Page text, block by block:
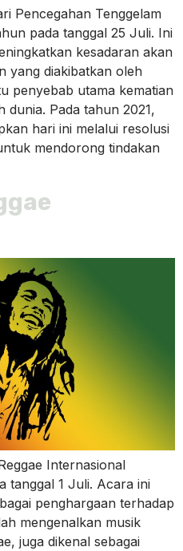
Pencegahan Tenggelam
pada tanggal 25 Juli. Ini
kesadaran akan
yang diakibatkan oleh
penyebab utama kematian
dunia. Pada tahun 2021,
hari ini melalui resolusi
mendorong tindakan
Internasional
tanggal 1 Juli. Acara ini
penghargaan terhadap
mengenalkan musik
juga dikenal sebagai